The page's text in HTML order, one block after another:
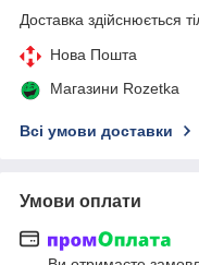
Доставка здійснюється
Нова Пошта
Магазини Rozetka
Всі умови доставки
Умови оплати